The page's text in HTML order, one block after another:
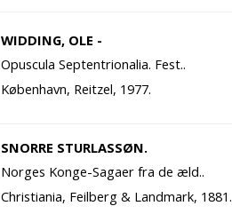
WIDDING, OLE -
Opuscula Septentrionalia. Fest..
København, Reitzel, 1977.
SNORRE STURLASSØN.
Norges Konge-Sagaer fra de æld..
Christiania, Feilberg & Landmark, 1881.